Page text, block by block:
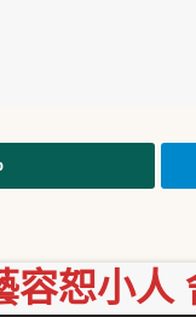
容恕小人